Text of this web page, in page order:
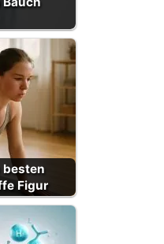
besten
Figur